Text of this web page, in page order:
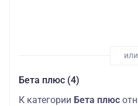
Бета плюс (4)
К категории Бета плюс